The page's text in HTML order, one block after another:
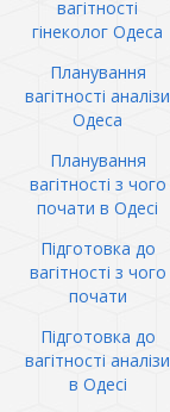
вагітності
гінеколог Одеса
Планування
вагітності аналізи
Одеса
Планування
вагітності з чого
почати в Одесі
Підготовка до
вагітності з чого
почати
Підготовка до
вагітності аналізи
в Одесі